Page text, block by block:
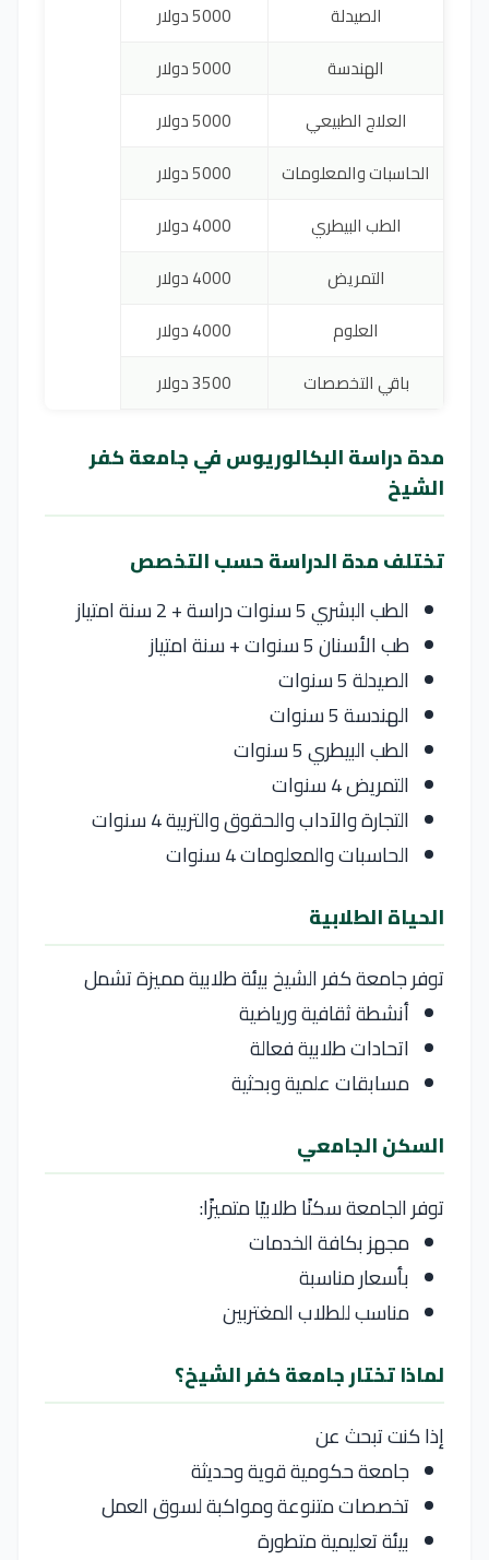
الصيدلة
5000 دولار
الهندسة
5000 دولار
العلاج الطبيعي
5000 دولار
الحاسبات والمعلومات
5000 دولار
الطب البيطري
4000 دولار
التمريض
4000 دولار
العلوم
4000 دولار
باقي التخصصات
3500 دولار
مدة دراسة البكالوريوس في جامعة كفر
الشيخ
تختلف مدة الدراسة حسب التخصص
الطب البشري 5 سنوات دراسة + 2 سنة امتياز
طب الأسنان 5 سنوات + سنة امتياز
الصيدلة 5 سنوات
الهندسة 5 سنوات
الطب البيطري 5 سنوات
التمريض 4 سنوات
التجارة والآداب والحقوق والتربية 4 سنوات
الحاسبات والمعلومات 4 سنوات
الحياة الطلابية
توفرجامعة كفر الشيخبيئة طلابية مميزة تشمل
أنشطة ثقافية ورياضية
اتحادات طلابية فعالة
مسابقات علمية وبحثية
السكن الجامعي
توفر الجامعة سكنًا طلابيًا متميزًا:
مجهز بكافة الخدمات
بأسعار مناسبة
مناسب للطلاب المغتربين
لماذا تختار جامعة كفر الشيخ؟
إذا كنت تبحث عن
جامعة حكومية قوية وحديثة
تخصصات متنوعة ومواكبة لسوق العمل
بيئة تعليمية متطورة